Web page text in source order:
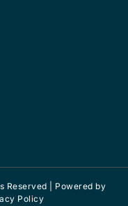
Reserved | Powered by
Policy